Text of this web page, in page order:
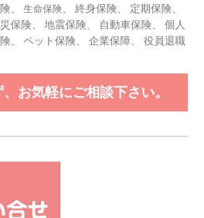
、 生命保険 、 終身保険、 定期保険、
保険、 地震保険、 自動車保険、 個人
、 ペット保険、 企業保障
役員退職
お気軽にご相談下さい。